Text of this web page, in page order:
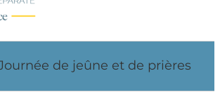
de jeûne et de prières